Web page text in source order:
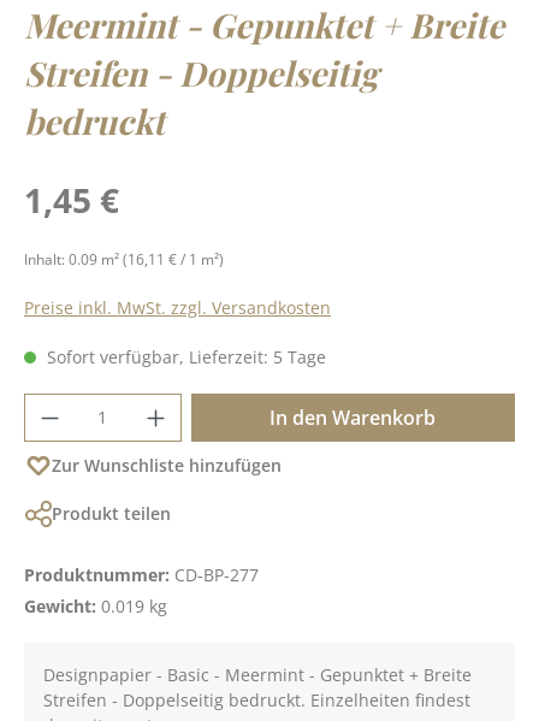
Meermint - Gepunktet + Breite
Streifen - Doppelseitig
bedruckt
Regulärer Preis:
1,45 €
Inhalt: 0.09 m²(16,11 € / 1 m²)
Preise inkl. MwSt. zzgl. Versandkosten
Sofort verfügbar, Lieferzeit: 5 Tage
Produkt Anzahl: Gib den gewünschten
In den Warenkorb
Zur Wunschliste hinzufügen
Produkt teilen
Produktnummer: CD-BP-277
Gewicht: 0.019 kg
Designpapier - Basic - Meermint - Gepunktet + Breite
Streifen - Doppelseitig bedruckt. Einzelheiten findest